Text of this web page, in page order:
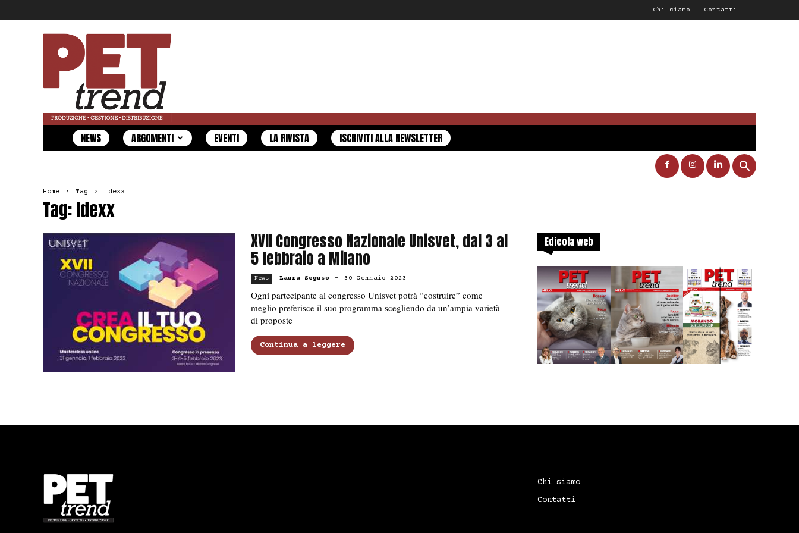
Chi siamo Contatti
Pet
Trend
NEWS ARGOMENTI EVENTI LA RIVISTA ISCRIVITI ALLA NEWSLETTER
Home Tag Idexx
Tag: Idexx
XVII Congresso Nazionale Unisvet, dal 3 al
5 febbraio a Milano
News Laura Seguso - 30 Gennaio 2023
Ogni partecipante al congresso Unisvet potrà “costruire” come
meglio preferisce il suo programma scegliendo da un’ampia varietà
di proposte
Continua a leggere
Edicola web
Chi siamo
Contatti